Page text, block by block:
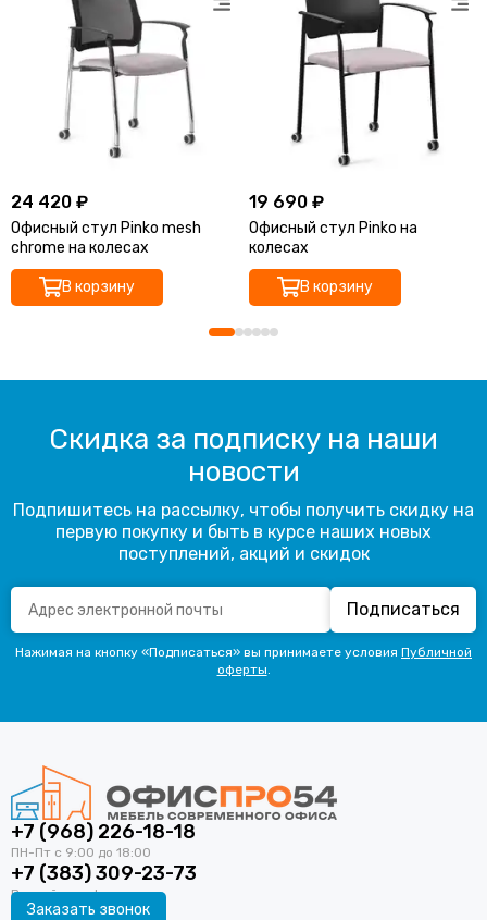
24 420 ₽
Офисный стул Pinkо mesh
chrome на колесах
В корзину
19 690 ₽
Офисный стул Pinkо на
колесах
В корзину
Скидка за подписку на наши
новости
Подпишитесь на рассылку, чтобы получить скидку на
первую покупку и быть в курсе наших новых
поступлений, акций и скидок
Подписаться
Нажимая на кнопку «Подписаться» вы принимаете условия Публичной
оферты.
+7 (968) 226-18-18
+7 (383) 309-23-73
Заказать звонок